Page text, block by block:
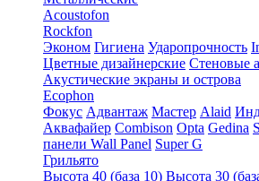
Acoustofon
Rockfon
Эконом Гигиена Ударопрочность
Цветные дизайнерские Стеновые
Акустические экраны и острова
Ecophon
Фокус Адвантаж Мастер Alaid
Аквафайер Combison Opta Gedina
панели Wall Panel Super G
Грильято
Высота 40 (база 10) Высота 30